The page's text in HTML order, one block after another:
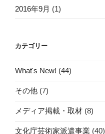
2016年9月 (1)
カテゴリー
What's New! (44)
その他 (7)
メディア掲載・取材 (8)
文化庁芸術家派遣事業 (40)